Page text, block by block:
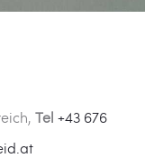
Tel +43 676